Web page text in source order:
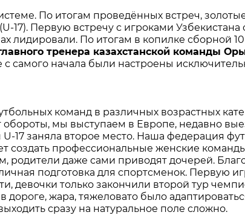
По итогам проведённых встреч,
17). Первую встречу с игроками
лидировали. По итогам в копилке сборной
тренера казахстанской команды
с самого начала были настроены
команд в различных возрастных
мы выступаем в Европе, недавно
U-17 заняла второе место. Наша федерация
создать профессиональные женские
родители даже сами приводят дочерей.
подготовка для спортсменок. Первую
девочки только закончили второй тур
дороге, жара, тяжеловато было
сразу на натуральное поле сложно.